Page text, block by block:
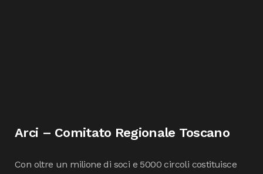
Arci – Comitato Regionale Toscano
Con oltre un milione di soci e 5000 circoli costituisce